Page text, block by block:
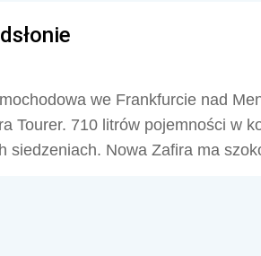
we Frankfurcie nad
Tourer. 710 litrów pojemności w
siedzeniach. Nowa Zafira ma